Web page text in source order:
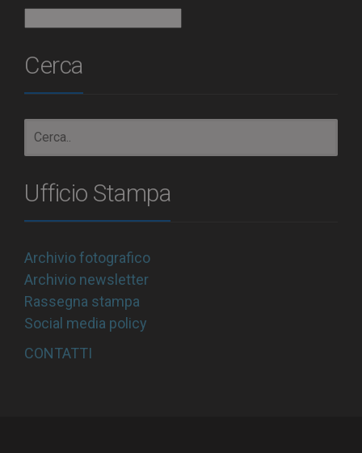
Cerca
Ufficio Stampa
Archivio fotografico
Archivio newsletter
Rassegna stampa
Social media policy
CONTATTI